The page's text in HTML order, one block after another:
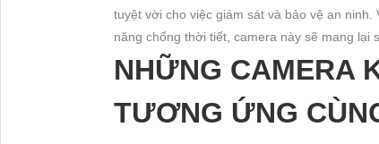
tuyệt vời cho việc giám sát và bảo vệ an
năng chống thời tiết, camera này sẽ mang lại
NHỮNG CAMERA
TƯƠNG ỨNG